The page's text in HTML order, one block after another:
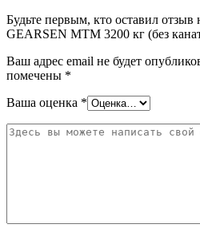
Будьте первым, кто оставил
GEARSEN MTM 3200 кг (без
Ваш адрес email не будет
помечены *
Ваша оценка *